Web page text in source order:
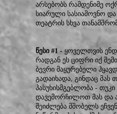
არსებობს რამდენიმე
სიარული სასიამოვნო
თეატრის სხვა
წესი #1 - ყოველთვის
რადგან ეს ციფრი იქ
ბევრი მაყურებელი
გადაიხადა, გინდაც მას
პასუხისმგებლობა -
დავემორჩილოთ მას და
შეიძლება მშობელს